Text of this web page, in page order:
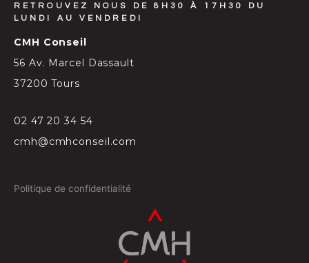
RETROUVEZ NOUS DE 8H30 À 17H30 DU
LUNDI AU VENDREDI
CMH Conseil
56 Av. Marcel Dassault
37200 Tours
02 47 20 34 54
cmh@cmhconseil.com
Politique de confidentialité